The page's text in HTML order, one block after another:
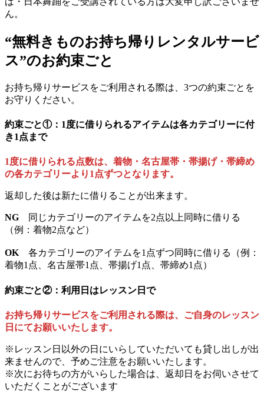
ん。
“無料きものお持ち帰りレンタルサービ
ス”のお約束ごと
お持ち帰りサービスをご利用される際は、3つの約束ごとを
お守りください。
約束ごと①：1度に借りられるアイテムは各カテゴリーに付
き1点まで
1度に借りられる点数は、着物・名古屋帯・帯揚げ・帯締め
の各カテゴリーより1点ずつとなります。
返却した後は新たに借りることが出来ます。
NG 同じカテゴリーのアイテムを2点以上同時に借りる
（例：着物2点など）
OK各カテゴリーのアイテムを1点ずつ同時に借りる（例：
着物1点、名古屋帯1点、帯揚げ1点、帯締め1点）
約束ごと②：利用日はレッスン日で
お持ち帰りサービスをご利用される際は、ご自身のレッスン
日にてお願いいたします。
※レッスン日以外の日にいらしていただいても貸し出しが出
来ませんので、予めご注意をお願いいたします。
※次にお待ちの方がいらした場合は、返却日をお伺いさせて
いただくことがございます